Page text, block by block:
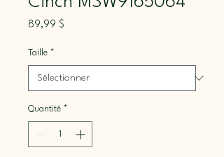
89,99 $
Taille *
Quantité *